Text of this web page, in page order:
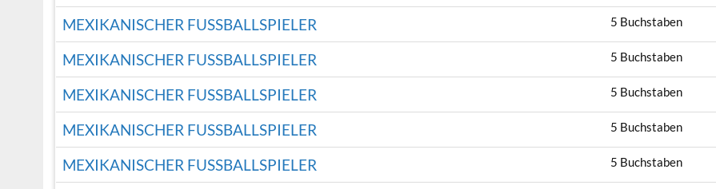
MEXIKANISCHER FUSSBALLSPIELER
5 Buchstaben
MEXIKANISCHER FUSSBALLSPIELER
5 Buchstaben
MEXIKANISCHER FUSSBALLSPIELER
5 Buchstaben
MEXIKANISCHER FUSSBALLSPIELER
5 Buchstaben
MEXIKANISCHER FUSSBALLSPIELER
5 Buchstaben